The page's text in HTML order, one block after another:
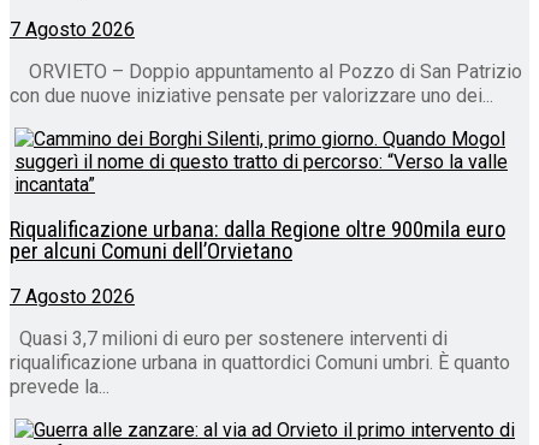
7 Agosto 2026
ORVIETO – Doppio appuntamento al Pozzo di San Patrizio
con due nuove iniziative pensate per valorizzare uno dei...
Riqualificazione urbana: dalla Regione oltre 900mila euro
per alcuni Comuni dell’Orvietano
7 Agosto 2026
Quasi 3,7 milioni di euro per sostenere interventi di
riqualificazione urbana in quattordici Comuni umbri. È quanto
prevede la...